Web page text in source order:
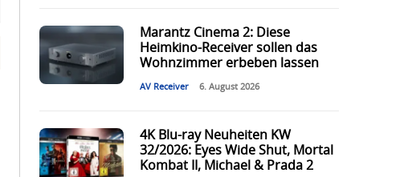
Marantz Cinema 2: Diese
Heimkino-Receiver sollen das
Wohnzimmer erbeben lassen
AV Receiver 6. August 2026
4K Blu-ray Neuheiten KW
32/2026: Eyes Wide Shut, Mortal
Kombat II, Michael & Prada 2